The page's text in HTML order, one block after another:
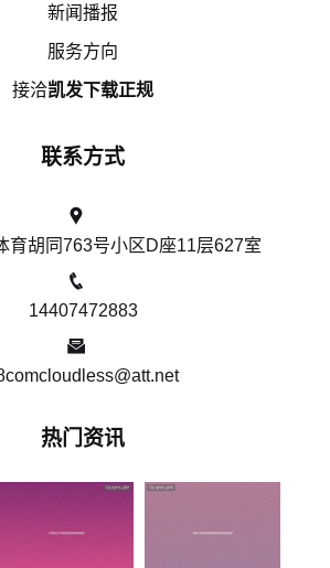
新闻播报
服务方向
接洽凯发下载正规
联系方式
育胡同763号小区D座11层627室
14407472883
热门资讯